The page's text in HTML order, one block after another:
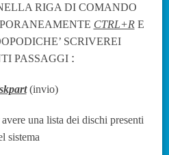
RIGA DI COMANDO
CTRL+RE
SCRIVEREI
PASSAGGI :
(invio)
avere una lista dei dischi presenti
sistema